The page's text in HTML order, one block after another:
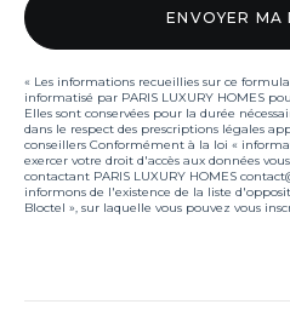
« Les informations recueillies sur ce
informatisé par PARIS LUXURY HOMES
Elles sont conservées pour la durée
dans le respect des prescriptions légales
conseillers Conformément à la loi «
exercer votre droit d'accès aux données
contactant PARIS LUXURY HOMES
informons de l'existence de la liste
Bloctel », sur laquelle vous pouvez vous